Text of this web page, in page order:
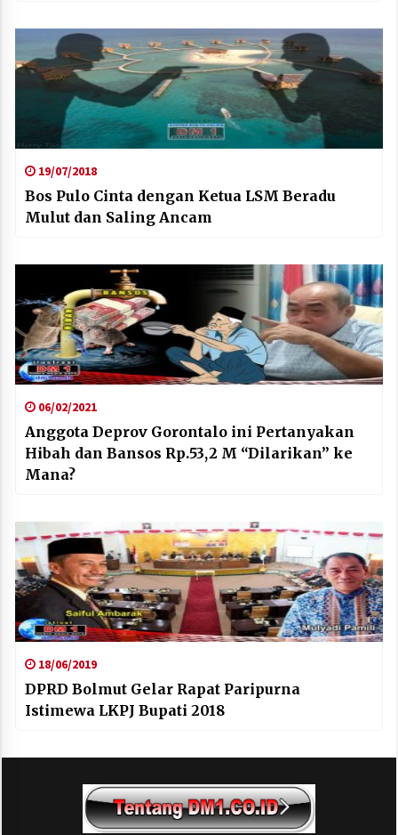
19/07/2018
Bos Pulo Cinta dengan Ketua LSM Beradu
Mulut dan Saling Ancam
06/02/2021
Anggota Deprov Gorontalo ini Pertanyakan
Hibah dan Bansos Rp.53,2 M “Dilarikan” ke
Mana?
18/06/2019
DPRD Bolmut Gelar Rapat Paripurna
Istimewa LKPJ Bupati 2018